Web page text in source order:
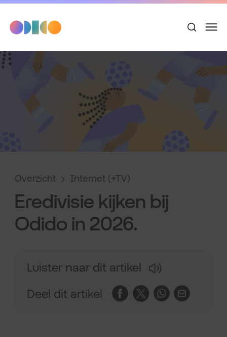
Overzicht Internet (+TV)
Eredivisie kijken bij
Odido in 2026.
Luister naar dit artikel
Deel dit artikel